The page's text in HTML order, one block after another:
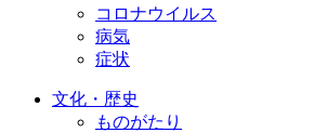
コロナウイルス
病気
症状
文化・歴史
ものがたり